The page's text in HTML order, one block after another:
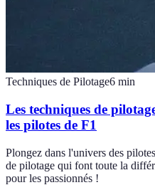
Techniques de Pilotage6 min
Les techniques de
les pilotes de F1
Plongez dans l'univers des
de pilotage qui font toute la
pour les passionnés !